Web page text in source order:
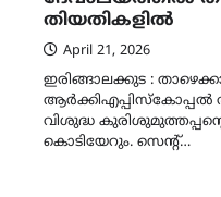
തിയതികളില്‍
April 21, 2026
ഇരിങ്ങാലക്കുട :
ആര്‍ക്കിഎപ്പിസ്‌കോപ്പല്‍
വിശുദ്ധ
കൊടിയേറും. സെന്റ്…